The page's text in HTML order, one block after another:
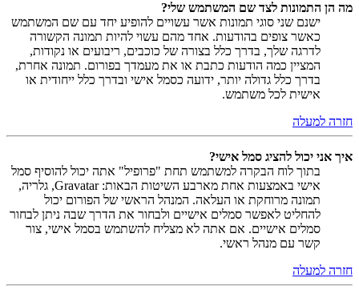
מה הן התמונות לצד שם המשתמש שלי?
ישנם שני סוגי תמונות אשר עשויים להופיע יחד עם שם המשתמש
כאשר צופים בהודעות. אחד מהם עשוי להיות תמונה הקשורה
לדרגה שלך, בדרך כלל בצורה של כוכבים, ריבועים או נקודות,
המציין כמה הודעות כתבת או את מעמדך בפורום. תמונה אחרת,
בדרך כלל גדולה יותר, ידועה כסמל אישי ובדרך כלל ייחודית או
אישית לכל משתמש.
חזרה למעלה
איך אני יכול להציג סמל אישי?
בתוך לוח הבקרה למשתמש תחת "פרופיל" אתה יכול להוסיף סמל
אישי באמצעות אחת מארבע השיטות הבאות: Gravatar, גלריה,
תמונה מרוחקת או העלאה. המנהל הראשי של הפורום יכול
להחליט לאפשר סמלים אישיים ולבחור את הדרך שבה ניתן לבחור
סמלים אישיים. אם אתה לא מצליח להשתמש בסמל אישי, צור
קשר עם מנהל ראשי.
חזרה למעלה